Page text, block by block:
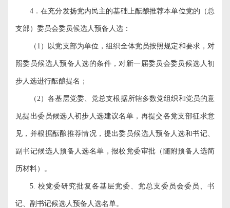
4 ．在充分发扬党内民主的基础上酝酿推荐本单位党的（总
支部）委员会委员候选人预备人选：
（ 1 ）以党支部为单位，组织全体党员按照规定和要求，对
照委员候选人预备人选的条件，对新一届委员会委员候选人初
步人选进行酝酿提名；
（ 2 ）各基层党委、党总支根据所辖多数党组织和党员的意
见提出委员候选人初步人选建议名单，再提交各党支部征求意
见，并根据酝酿推荐情况，提出委员候选人预备人选和书记、
副书记候选人预备人选名单，报校党委审批（随附预备人选简
历材料）。
5. 校党委研究批复各基层党委、党总支委员会委员、书
记、副书记候选人预备人选名单。